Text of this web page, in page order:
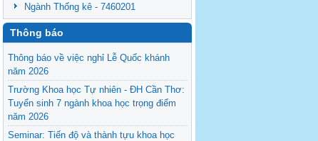
Ngành Thống kê - 7460201
Thông báo
Thông báo về việc nghỉ Lễ Quốc khánh
năm 2026
Trường Khoa học Tự nhiên - ĐH Cần Thơ:
Tuyển sinh 7 ngành khoa học trọng điểm
năm 2026
Seminar: Tiến độ và thành tựu khoa học